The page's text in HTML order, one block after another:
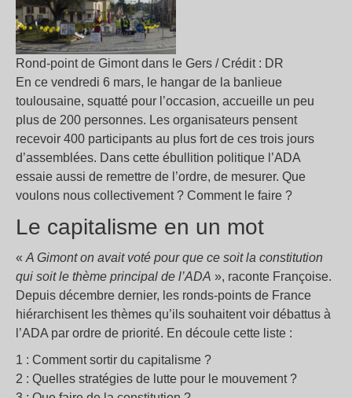
Rond-point de Gimont dans le Gers / Crédit : DR
En ce vendredi 6 mars, le hangar de la banlieue
toulousaine, squatté pour l’occasion, accueille un peu
plus de 200 personnes. Les organisateurs pensent
recevoir 400 participants au plus fort de ces trois jours
d’assemblées. Dans cette ébullition politique l’ADA
essaie aussi de remettre de l’ordre, de mesurer. Que
voulons nous collectivement ? Comment le faire ?
Le capitalisme en un mot
« A Gimont on avait voté pour que ce soit la constitution
qui soit le thème principal de l’ADA », raconte Françoise.
Depuis décembre dernier, les ronds-points de France
hiérarchisent les thèmes qu’ils souhaitent voir débattus à
l’ADA par ordre de priorité. En découle cette liste :
1 : Comment sortir du capitalisme ?
2 : Quelles stratégies de lutte pour le mouvement ?